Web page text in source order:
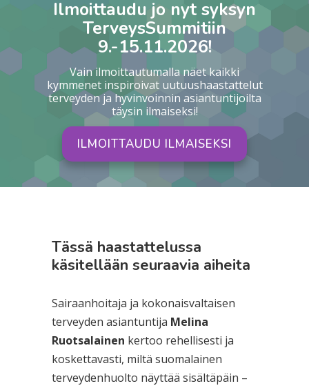
Ilmoittaudu jo nyt syksyn
TerveysSummitiin
9.-15.11.2026!
Vain ilmoittautumalla näet kaikki
kymmenet inspiroivat uutuushaastattelut
terveyden ja hyvinvoinnin asiantuntijoilta
täysin ilmaiseksi!
ILMOITTAUDU ILMAISEKSI
Tässä haastattelussa
käsitellään seuraavia aiheita
Sairaanhoitaja ja kokonaisvaltaisen
terveyden asiantuntija Melina
Ruotsalainen kertoo rehellisesti ja
koskettavasti, miltä suomalainen
terveydenhuolto näyttää sisältäpäin –